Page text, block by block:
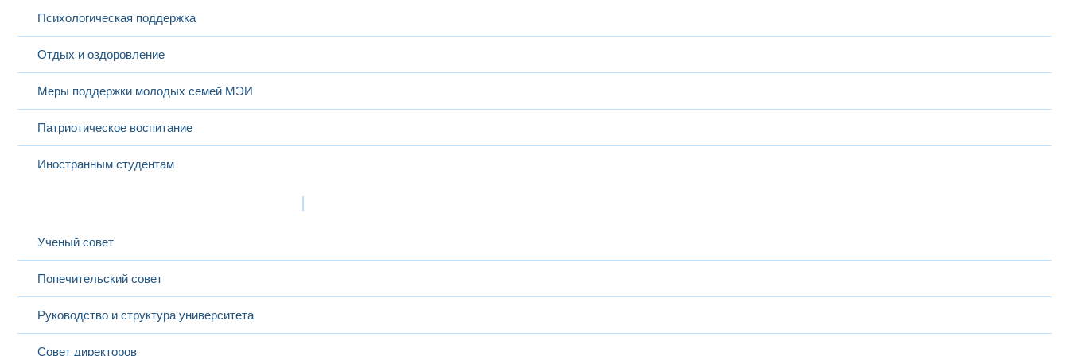
Психологическая поддержка
Отдых и оздоровление
Меры поддержки молодых семей МЭИ
Патриотическое воспитание
Иностранным студентам
Ученый совет
Попечительский совет
Руководство и структура университета
Совет директоров